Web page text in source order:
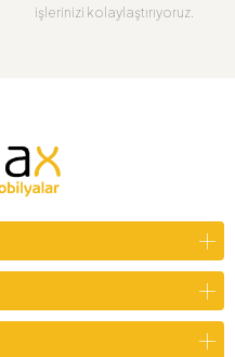
işlerinizi kolaylaştırıyoruz.